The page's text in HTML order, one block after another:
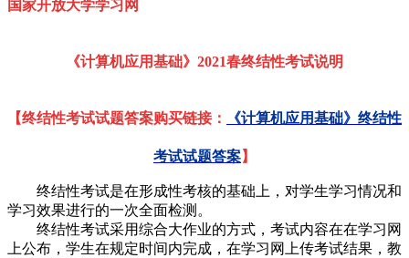
国家开放大学学习网
《计算机应用基础》2021春终结性考试说明
【终结性考试试题答案购买链接： 《计算机应用基础》终结性
考试试题答案】
终结性考试是在形成性考核的基础上，对学生学习情况和
学习效果进行的一次全面检测。
终结性考试采用综合大作业的方式，考试内容在在学习网
上公布，学生在规定时间内完成，在学习网上传考试结果，教